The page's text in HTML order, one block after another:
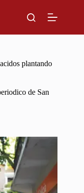
plantando
de San